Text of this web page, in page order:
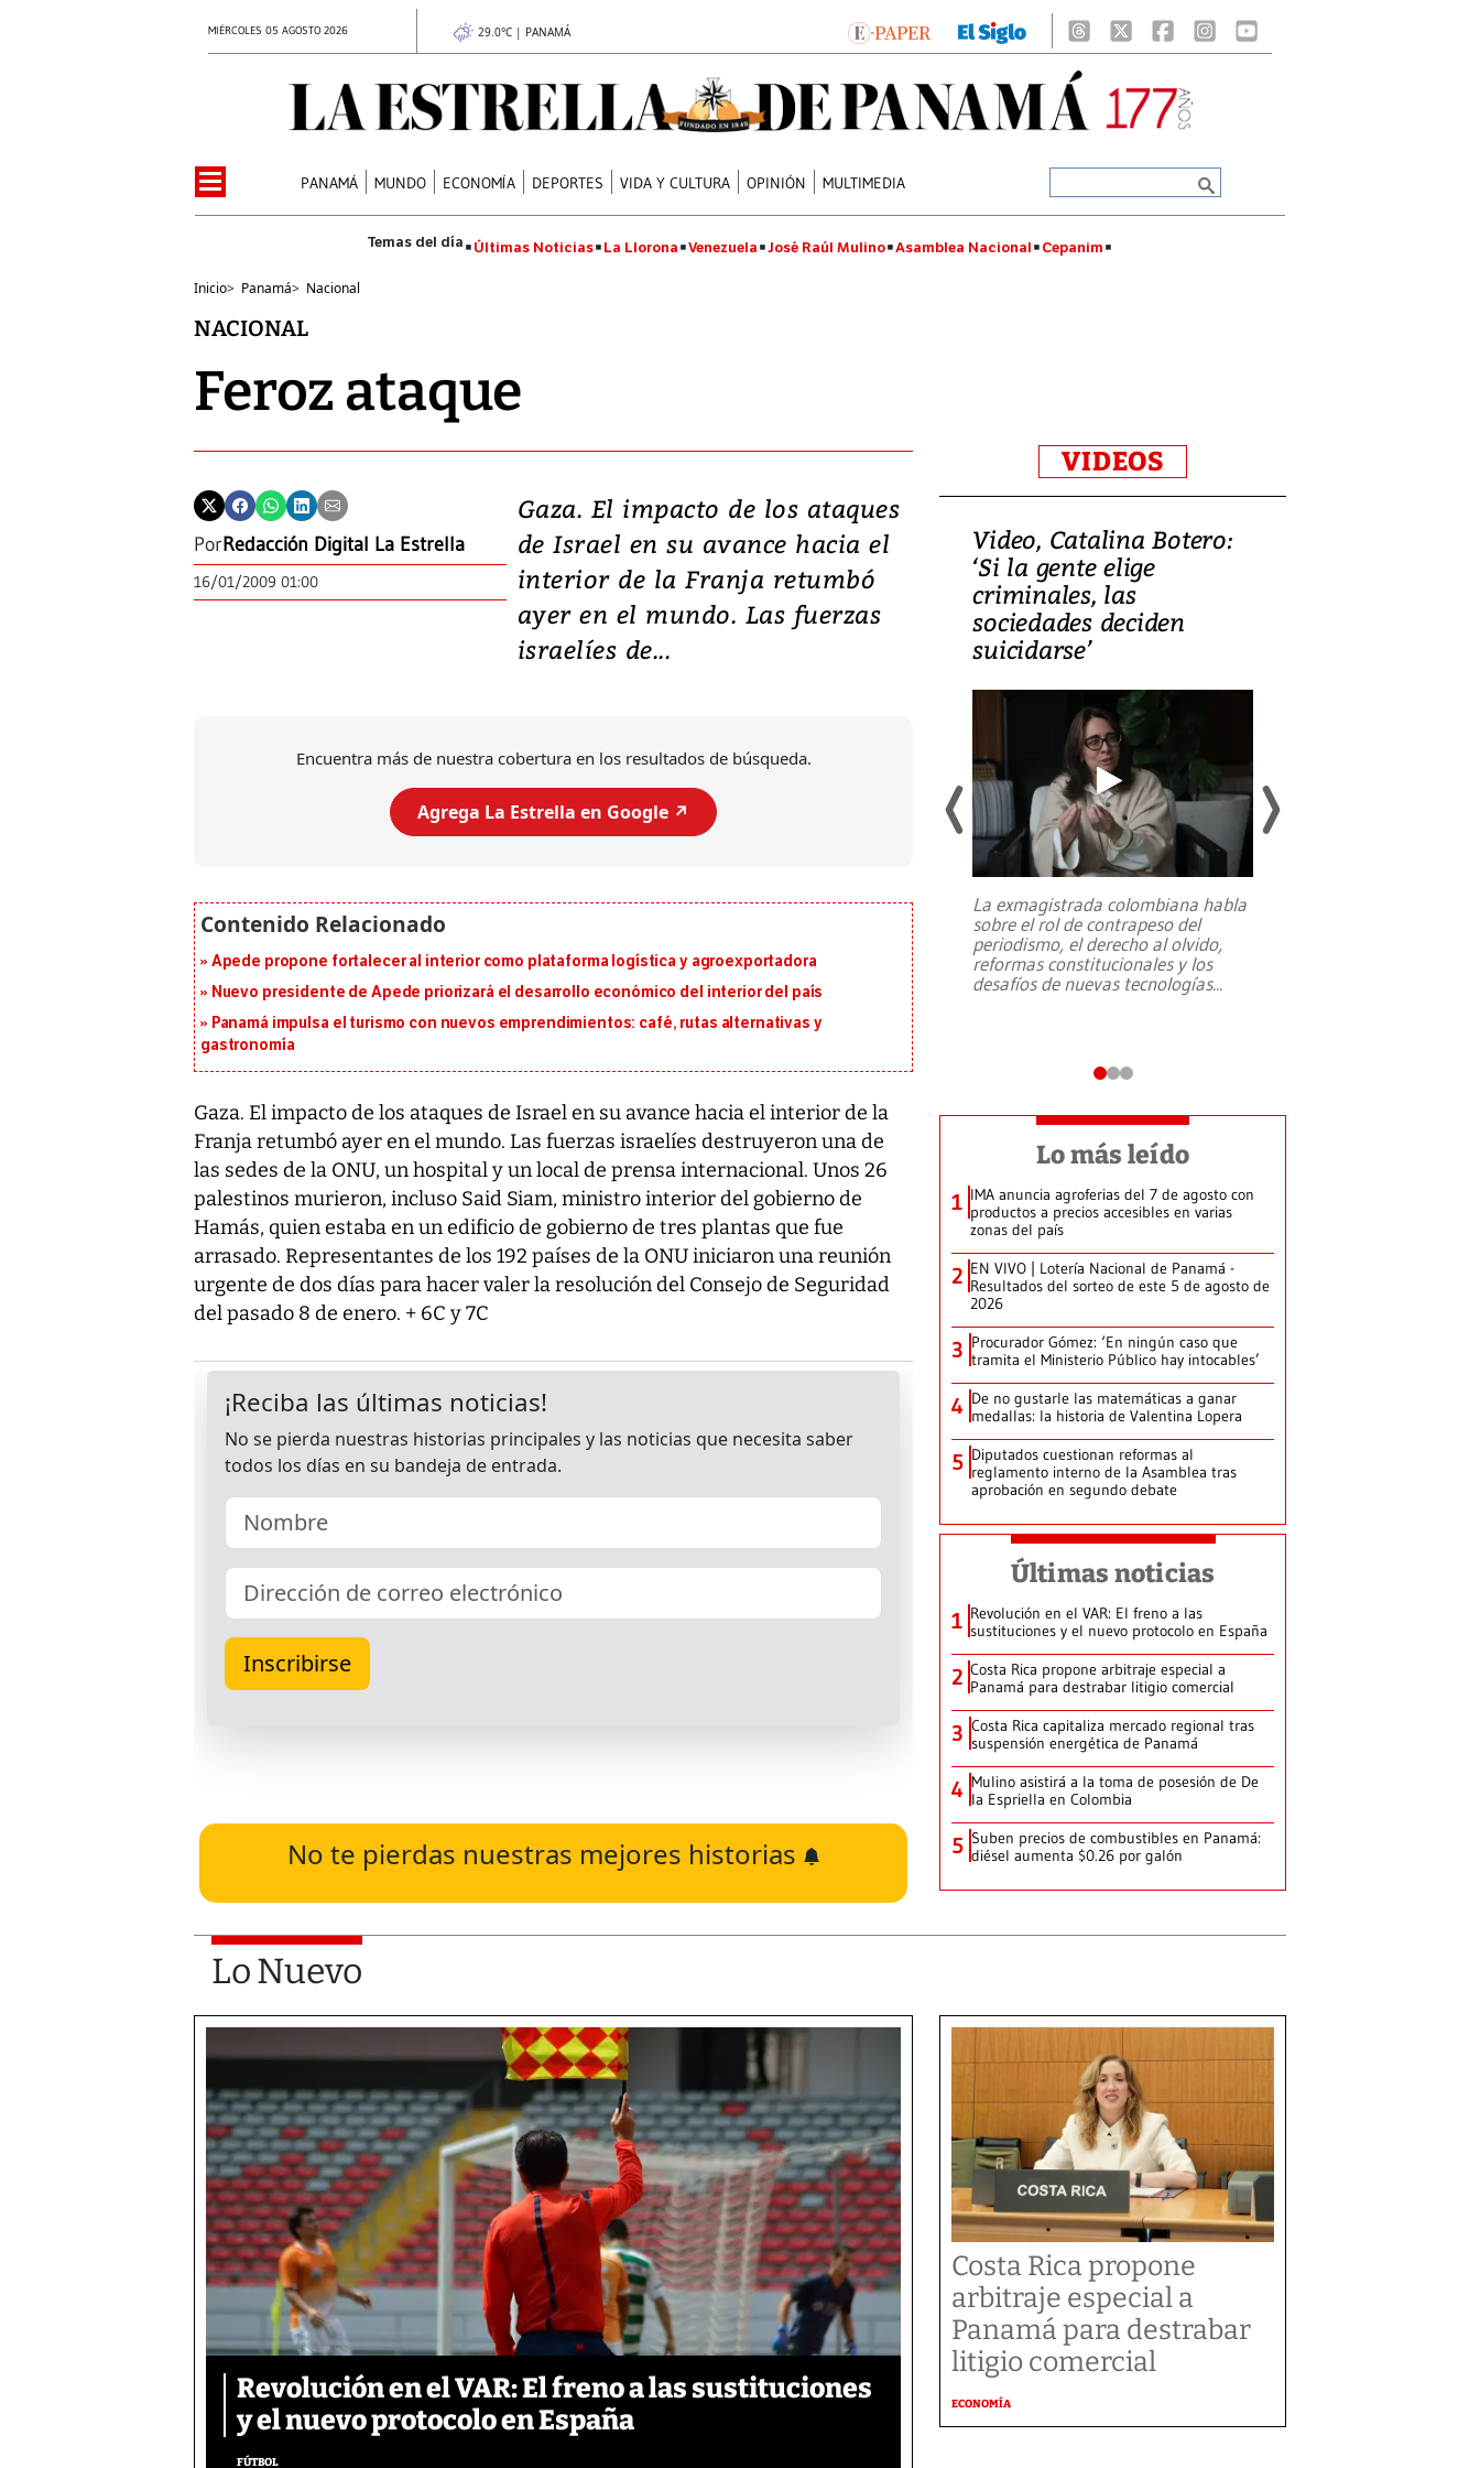
MIÉRCOLES 05 AGOSTO 2026 29.0°C | PANAMÁ
PANAMÁ MUNDO ECONOMÍA DEPORTES VIDA Y CULTURA OPINIÓN MULTIMEDIA
Últimas Noticias La Llorona Venezuela José Raúl Mulino Asamblea Nacional Cepanim
Inicio> Panamá> Nacional
NACIONAL
Feroz ataque
PorRedacción Digital La Estrella
16/01/2009 01:00
Gaza. El impacto de los ataques
de Israel en su avance hacia el
interior de la Franja retumbó
ayer en el mundo. Las fuerzas
israelíes de...
Encuentra más de nuestra cobertura en los resultados de búsqueda.
Agrega La Estrella en Google ↗️
Apede propone fortalecer al interior como plataforma logística y agroexportadora
Nuevo presidente de Apede priorizará el desarrollo económico del interior del país
Panamá impulsa el turismo con nuevos emprendimientos: café, rutas alternativas y
gastronomía
Gaza. El impacto de los ataques de Israel en su avance hacia el interior de la
Franja retumbó ayer en el mundo. Las fuerzas israelíes destruyeron una de
las sedes de la ONU, un hospital y un local de prensa internacional. Unos 26
palestinos murieron, incluso Said Siam, ministro interior del gobierno de
Hamás, quien estaba en un edificio de gobierno de tres plantas que fue
arrasado. Representantes de los 192 países de la ONU iniciaron una reunión
urgente de dos días para hacer valer la resolución del Consejo de Seguridad
del pasado 8 de enero. + 6C y 7C
No te pierdas nuestras mejores historias
VIDEOS
Video, Japón: Terremoto
deja heridos y graves
daños en Kumamoto
al sur de Japón, provocando una
Video, Catalina Botero:
‘Si la gente elige
criminales, las
sociedades deciden
suicidarse’
La exmagistrada colombiana habla
sobre el rol de contrapeso del
periodismo, el derecho al olvido,
reformas constitucionales y los
desafíos de nuevas tecnologías...
Lo más leído
1 IMA anuncia agroferias del 7 de agosto con
productos a precios accesibles en varias
zonas del país
2 EN VIVO | Lotería Nacional de Panamá -
Resultados del sorteo de este 5 de agosto de
2026
3 Procurador Gómez: ‘En ningún caso que
tramita el Ministerio Público hay intocables’
4 De no gustarle las matemáticas a ganar
medallas: la historia de Valentina Lopera
5 Diputados cuestionan reformas al
reglamento interno de la Asamblea tras
aprobación en segundo debate
Últimas noticias
1 Revolución en el VAR: El freno a las
sustituciones y el nuevo protocolo en España
2 Costa Rica propone arbitraje especial a
Panamá para destrabar litigio comercial
3 Costa Rica capitaliza mercado regional tras
suspensión energética de Panamá
4 Mulino asistirá a la toma de posesión de De
la Espriella en Colombia
5 Suben precios de combustibles en Panamá:
diésel aumenta $0.26 por galón
Lo Nuevo
Revolución en el VAR: El freno a las sustituciones
y el nuevo protocolo en España
FÚTBOL
Costa Rica propone
arbitraje especial a
Panamá para destrabar
litigio comercial
ECONOMÍA